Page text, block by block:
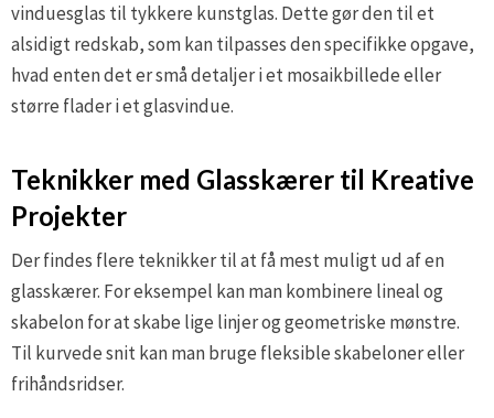
vinduesglas til tykkere kunstglas. Dette gør den til et
alsidigt redskab, som kan tilpasses den specifikke opgave,
hvad enten det er små detaljer i et mosaikbillede eller
større flader i et glasvindue.
Teknikker med Glasskærer til Kreative
Projekter
Der findes flere teknikker til at få mest muligt ud af en
glasskærer. For eksempel kan man kombinere lineal og
skabelon for at skabe lige linjer og geometriske mønstre.
Til kurvede snit kan man bruge fleksible skabeloner eller
frihåndsridser.